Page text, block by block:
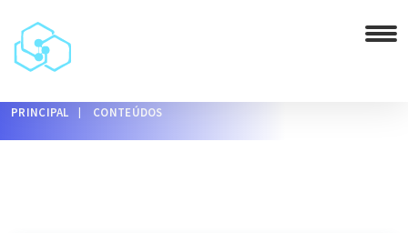
PRINCIPAL CONTEÚDOS